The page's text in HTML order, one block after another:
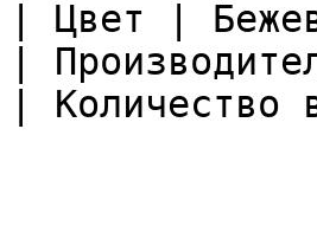
| Цвет |
|
|